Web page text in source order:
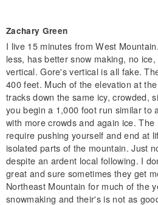
Zachary Green
I live 15 minutes from West
less, has better snow making, no
vertical. Gore's vertical is all fake.
400 feet. Much of the elevation at
tracks down the same icy, crowded,
you begin a 1,000 foot run similar to
with more crowds and again ice.
require pushing yourself and end at
isolated parts of the mountain. Just
despite an ardent local following. I
great and sure sometimes they get
Northeast Mountain for much of the
snowmaking and their's is not as